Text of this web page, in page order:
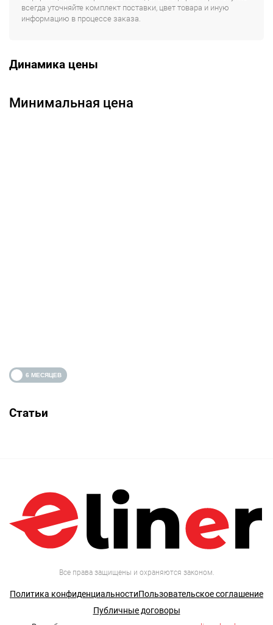
всегда уточняйте комплект поставки, цвет товара и иную
информацию в процессе заказа.
Динамика цены
Минимальная цена
Статьи
Все права защищены и охраняются законом.
Политика конфиденциальностиПользовательское соглашение
Публичные договоры